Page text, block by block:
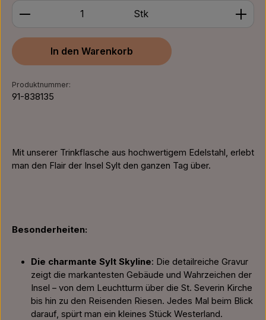
Produkt Anzahl: Gib den gewünschten Wert ein
Stk
In den Warenkorb
Produktnummer:
91-838135
Mit unserer Trinkflasche aus hochwertigem Edelstahl, erlebt
man den Flair der Insel Sylt den ganzen Tag über.
Besonderheiten:
Die charmante Sylt Skyline: Die detailreiche Gravur
zeigt die markantesten Gebäude und Wahrzeichen der
Insel – von dem Leuchtturm über die St. Severin Kirche
bis hin zu den Reisenden Riesen. Jedes Mal beim Blick
darauf, spürt man ein kleines Stück Westerland.